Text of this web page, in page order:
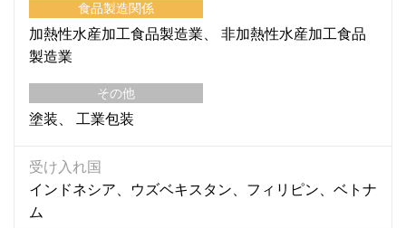
食品製造関係
加熱性水産加工食品製造業
非加熱性水産加工食品
製造業
その他
塗装 工業包装
受け入れ国
インドネシア、ウズベキスタン、フィリピン、ベトナ
ム